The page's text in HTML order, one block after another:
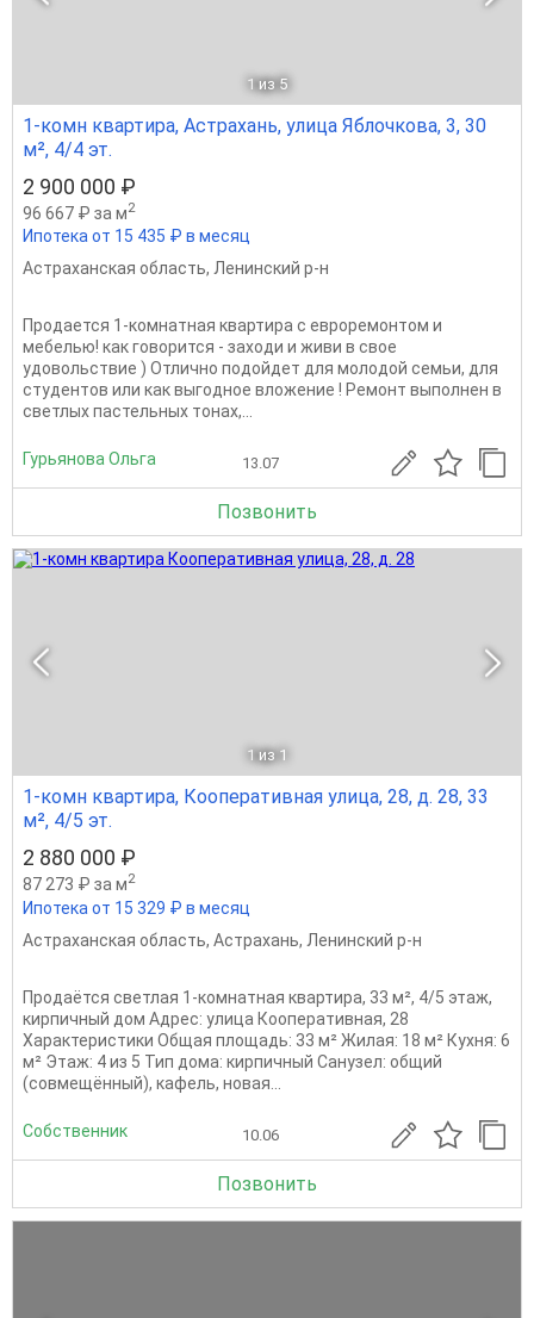
1 из 5
1-комн квартира, Астрахань, улица Яблочкова, 3, 30
м², 4/4 эт.
2 900 000 ₽
96 667 ₽ за м2
Ипотека от 15 435 ₽ в месяц
Астраханская область, Ленинский р-н
Продается 1-комнатная квартира с евроремонтом и
мебелью! как говорится - заходи и живи в свое
удовольствие ) Отлично подойдет для молодой семьи, для
студентов или как выгодное вложение ! Ремонт выполнен в
светлых пастельных тонах,...
Гурьянова Ольга 13.07
Позвонить
1 из 1
1-комн квартира, Кооперативная улица, 28, д. 28, 33
м², 4/5 эт.
2 880 000 ₽
87 273 ₽ за м2
Ипотека от 15 329 ₽ в месяц
Астраханская область, Астрахань, Ленинский р-н
Продаётся светлая 1-комнатная квартира, 33 м², 4/5 этаж,
кирпичный дом Адрес: улица Кооперативная, 28
Характеристики Общая площадь: 33 м² Жилая: 18 м² Кухня: 6
м² Этаж: 4 из 5 Тип дома: кирпичный Санузел: общий
(совмещённый), кафель, новая...
Собственник 10.06
Позвонить